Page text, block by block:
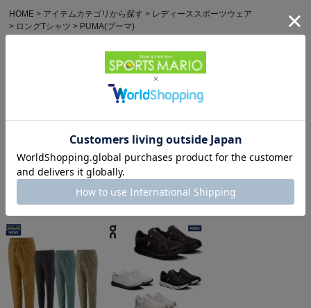
HOME
アイテムカテゴリから探す
レディーススポーツウェア
ロングTシャツ
PUMA(プーマ)
他のお客様はこちらの商品も見ています
パタゴニア スリーブレ
ス・キャプリーン・クー
Patagonia Sleeveless
Capilene Cool Daily
Shirt
オン クラブT On Club T
6,600円（税込）
パタゴニア レフュジオ・
デイパック 26L